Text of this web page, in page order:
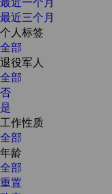
最近三个月
个人标签
全部
退役军人
全部
否
是
工作性质
全部
年龄
全部
重置